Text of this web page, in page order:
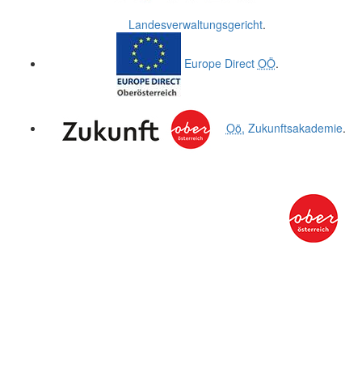
Landesverwaltungsgericht.
Europe Direct OÖ.
Oö. Zukunftsakademie.